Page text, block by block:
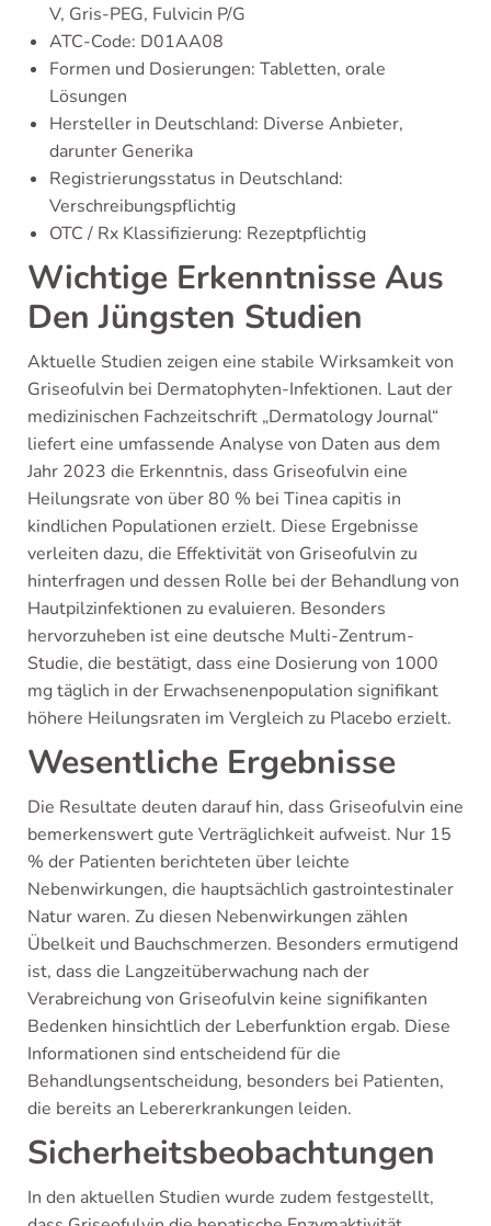
V, Gris-PEG, Fulvicin P/G
ATC-Code: D01AA08
Formen und Dosierungen: Tabletten, orale
Lösungen
Hersteller in Deutschland: Diverse Anbieter,
darunter Generika
Registrierungsstatus in Deutschland:
Verschreibungspflichtig
OTC / Rx Klassifizierung: Rezeptpflichtig
Wichtige Erkenntnisse Aus
Den Jüngsten Studien
Aktuelle Studien zeigen eine stabile Wirksamkeit von
Griseofulvin bei Dermatophyten-Infektionen. Laut der
medizinischen Fachzeitschrift „Dermatology Journal“
liefert eine umfassende Analyse von Daten aus dem
Jahr 2023 die Erkenntnis, dass Griseofulvin eine
Heilungsrate von über 80 % bei Tinea capitis in
kindlichen Populationen erzielt. Diese Ergebnisse
verleiten dazu, die Effektivität von Griseofulvin zu
hinterfragen und dessen Rolle bei der Behandlung von
Hautpilzinfektionen zu evaluieren. Besonders
hervorzuheben ist eine deutsche Multi-Zentrum-
Studie, die bestätigt, dass eine Dosierung von 1000
mg täglich in der Erwachsenenpopulation signifikant
höhere Heilungsraten im Vergleich zu Placebo erzielt.
Wesentliche Ergebnisse
Die Resultate deuten darauf hin, dass Griseofulvin eine
bemerkenswert gute Verträglichkeit aufweist. Nur 15
% der Patienten berichteten über leichte
Nebenwirkungen, die hauptsächlich gastrointestinaler
Natur waren. Zu diesen Nebenwirkungen zählen
Übelkeit und Bauchschmerzen. Besonders ermutigend
ist, dass die Langzeitüberwachung nach der
Verabreichung von Griseofulvin keine signifikanten
Bedenken hinsichtlich der Leberfunktion ergab. Diese
Informationen sind entscheidend für die
Behandlungsentscheidung, besonders bei Patienten,
die bereits an Lebererkrankungen leiden.
Sicherheitsbeobachtungen
In den aktuellen Studien wurde zudem festgestellt,